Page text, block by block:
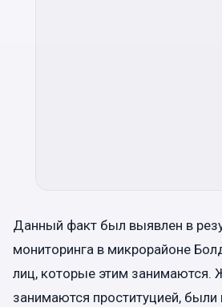
Данный факт был выявлен в
мониторинга в микрорайоне
лиц, которые этим
занимаются проституцией,